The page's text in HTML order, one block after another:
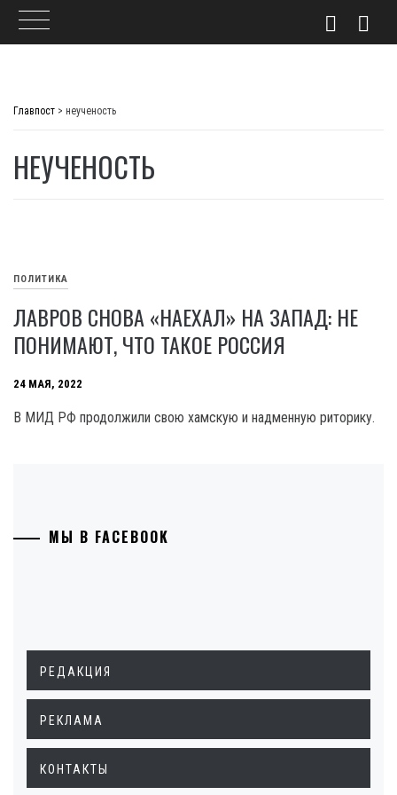
Главпост > неученость
НЕУЧЕНОСТЬ
ПОЛИТИКА
ЛАВРОВ СНОВА «НАЕХАЛ» НА ЗАПАД: НЕ
ПОНИМАЮТ, ЧТО ТАКОЕ РОССИЯ
24 МАЯ, 2022
В МИД РФ продолжили свою хамскую и надменную риторику.
МЫ В FACEBOOK
РЕДАКЦИЯ
РЕКЛАМА
КОНТАКТЫ